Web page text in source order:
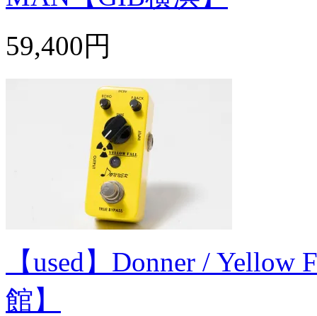
59,400円
【used】Donner /
館】